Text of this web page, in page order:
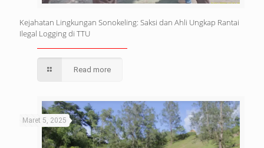
Kejahatan Lingkungan Sonokeling: Saksi dan Ahli Ungkap Rantai
Ilegal Logging di TTU
Read more
Maret 5, 2025